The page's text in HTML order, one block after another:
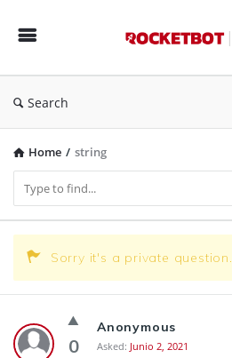
Forum
Search
Home / string
Rocketbot
Latest
Questions
Sorry it's a private question.
0
Anonymous
Asked: Junio 2, 2021